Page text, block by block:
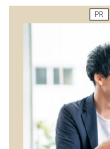
カルチャー・トレ
PR